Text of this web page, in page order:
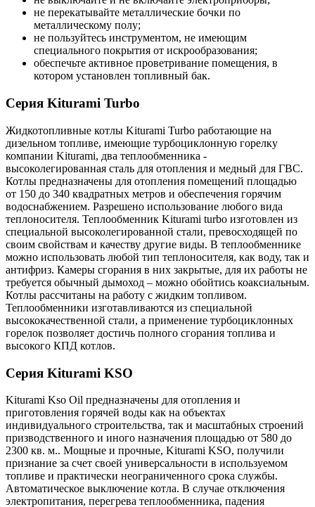
не перекатывайте металлические бочки по
металлическому полу;
не пользуйтесь инструментом, не имеющим
специального покрытия от искрообразования;
обеспечьте активное проветривание помещения, в
котором установлен топливный бак.
Серия Kiturami Turbo
Жидкотопливные котлы Kiturami Turbo работающие на
дизельном топливе, имеющие турбоциклонную горелку
компании Kiturami, два теплообменника -
высоколегированная сталь для отопления и медный для ГВС.
Котлы предназначены для отопления помещений площадью
от 150 до 340 квадратных метров и обеспечения горячим
водоснабжением. Разрешено использование любого вида
теплоносителя. Теплообменник Kiturami turbo изготовлен из
специальной высоколегированной стали, превосходящей по
своим свойствам и качеству другие виды. В теплообменнике
можно использовать любой тип теплоносителя, как воду, так и
антифриз. Камеры сгорания в них закрытые, для их работы не
требуется обычный дымоход – можно обойтись коаксиальным.
Котлы рассчитаны на работу с жидким топливом.
Теплообменники изготавливаются из специальной
высококачественной стали, а применение турбоциклонных
горелок позволяет достичь полного сгорания топлива и
высокого КПД котлов.
Серия Kiturami KSO
Kiturami Kso Oil предназначены для отопления и
приготовления горячей воды как на объектах
индивидуального строительства, так и масштабных строений
призводственного и иного назначения площадью от 580 до
2300 кв. м.. Мощные и прочные, Kiturami KSO, получили
признание за счет своей универсальности в используемом
топливе и практически неограниченного срока службы.
Автоматическое выключение котла. В случае отключения
электропитания, перегрева теплообменника, падения